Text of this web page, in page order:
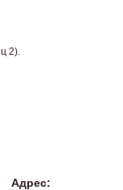
2).
Адрес: